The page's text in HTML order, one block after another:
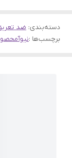
دسته‌بندی: ضد
برچسب‌ها :نیوآ